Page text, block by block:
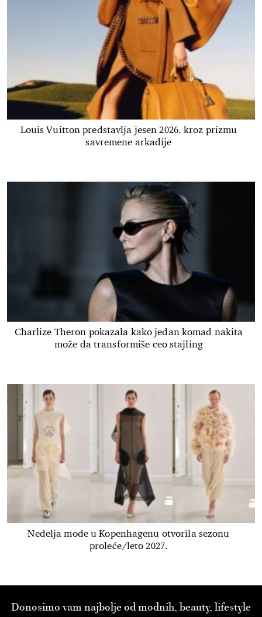
Louis Vuitton predstavlja jesen 2026. kroz prizmu
savremene arkadije
Charlize Theron pokazala kako jedan komad nakita
može da transformiše ceo stajling
Nedelja mode u Kopenhagenu otvorila sezonu
proleće/leto 2027.
Donosimo vam najbolje od modnih, beauty, lifestyle